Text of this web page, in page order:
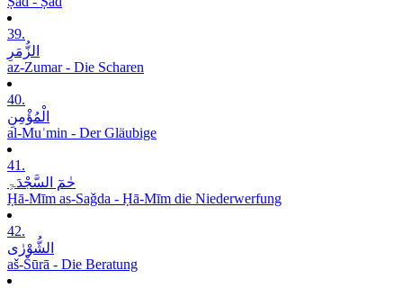
39.
الزُّمَرِ
az-Zumar - Die Scharen
40.
الْمُؤْمِنِ
al-Muʾmin - Der Gläubige
41.
حٰمٓ السَّجْدَۃِ
Ḥā-Mīm as-Saǧda - Ḥā-Mīm die Niederwerfung
42.
الشُّوْرٰی
aš-Šūrā - Die Beratung